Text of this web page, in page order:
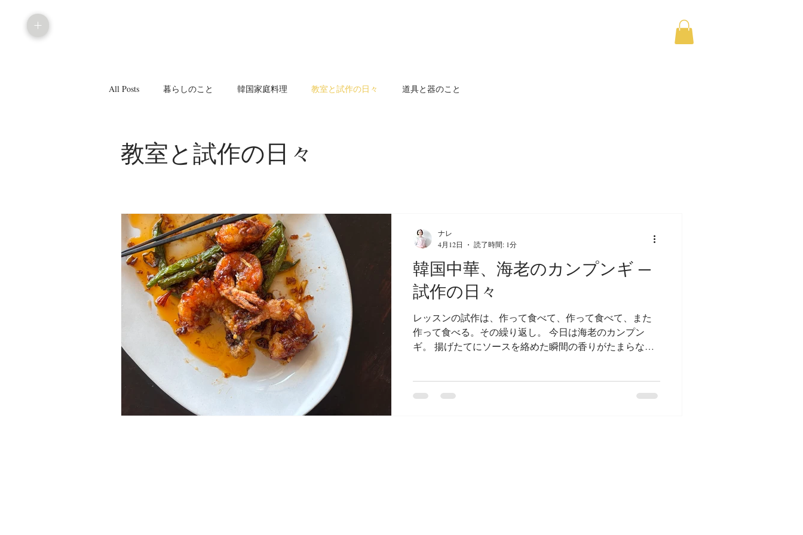
All Posts 暮らしのこと 韓国家庭料理 教室と試作の日々 道具と器のこと
教室と試作の日々
韓国中華、海老のカンプンギ ─
試作の日々
レッスンの試作は、作って食べて、作って食べて、また
作って食べる。その繰り返し。 今日は海老のカンプン
ギ。 揚げたてにソースを絡めた瞬間の香りがたまらなく
ナレ
4月12日
読了時間: 1分